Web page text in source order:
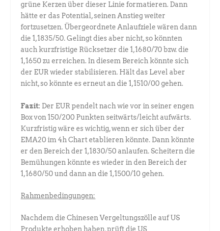
grüne Kerzen über dieser Linie formatieren. Dann
hätte er das Potential, seinen Anstieg weiter
fortzusetzen. Übergeordnete Anlaufziele wären dann
die 1,1835/50. Gelingt dies aber nicht, so könnten
auch kurzfristige Rücksetzer die 1,1680/70 bzw. die
1,1650 zu erreichen. In diesem Bereich könnte sich
der EUR wieder stabilisieren. Hält das Level aber
nicht, so könnte es erneut an die 1,1510/00 gehen.
Fazit: Der EUR pendelt nach wie vor in seiner engen
Box von 150/200 Punkten seitwärts/leicht aufwärts.
Kurzfristig wäre es wichtig, wenn er sich über der
EMA20 im 4h Chart etablieren könnte. Dann könnte
er den Bereich der 1,1830/50 anlaufen. Scheitern die
Bemühungen könnte es wieder in den Bereich der
1,1680/50 und dann an die 1,1500/10 gehen.
Rahmenbedingungen:
Nachdem die Chinesen Vergeltungszölle auf US
Produkte erhoben haben, prüft die US